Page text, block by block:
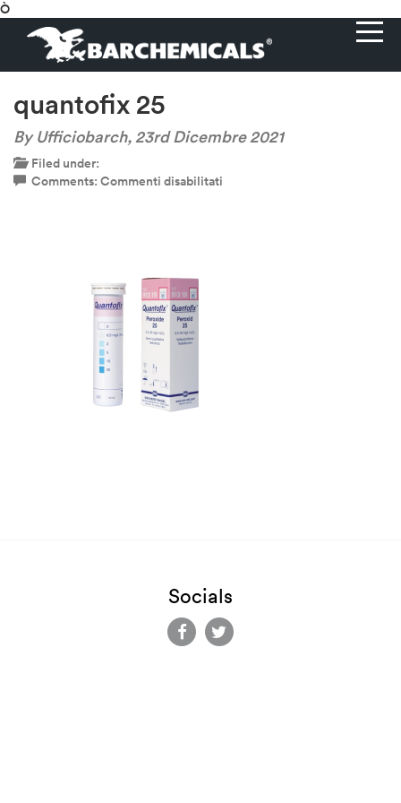
Ò
quantofix 25
By Ufficiobarch,23rd Dicembre 2021
Filed under:
Comments: Commenti disabilitati
Socials